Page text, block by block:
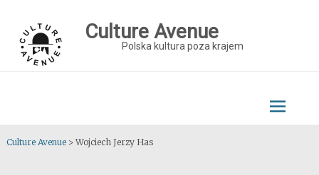
content
Culture Avenue
Polska kultura poza krajem
Culture Avenue> Wojciech Jerzy Has